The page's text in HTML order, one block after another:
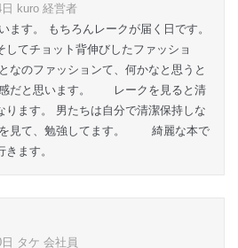
kuro 経営者
ます。 もちろんレークが届く日です。
てチョット背伸びしたファッショ
なのファッションて、何かなと思うと
感だと思います。 レークを見ると清
ります。 男たちは自分で清潔保持しな
を見て、勉強してます。 綺麗な本で
ます。
タケ 会社員